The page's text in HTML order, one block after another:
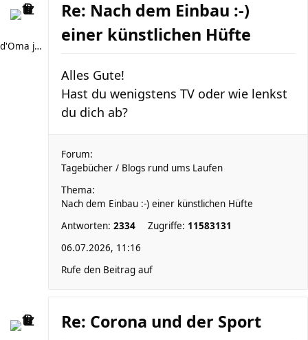
d'Oma joggt
Re: Nach dem Einbau :-)
einer künstlichen Hüfte
Alles Gute!
Hast du wenigstens TV oder wie lenkst
du dich ab?
Forum:
Tagebücher / Blogs rund ums Laufen
Thema:
Nach dem Einbau :-) einer künstlichen Hüfte
Antworten: 2334 Zugriffe: 11583131
06.07.2026, 11:16
Rufe den Beitrag auf
Re: Corona und der Sport